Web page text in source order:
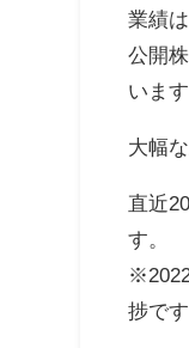
業績
公開
います
大幅
直近
す。
捗です